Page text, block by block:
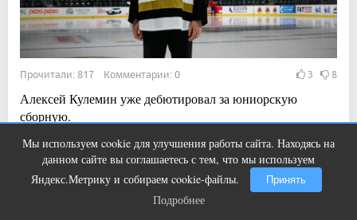
Прочитали: 817 Комментарии: 0 3 8
Алексей Кулемин уже дебютировал за юниорскую
сборную.
12:30, 5 авг 2026
Жара вернётся в Магнитогорск
Мы используем cookie для улучшения работы сайта. Находясь на
данном сайте вы соглашаетесь с тем, что мы используем
Яндекс.Метрику и собираем cookie-файлы.
Принять
Подробнее
Ролик из Омска: вы будете смеяться
долго
Подробнее